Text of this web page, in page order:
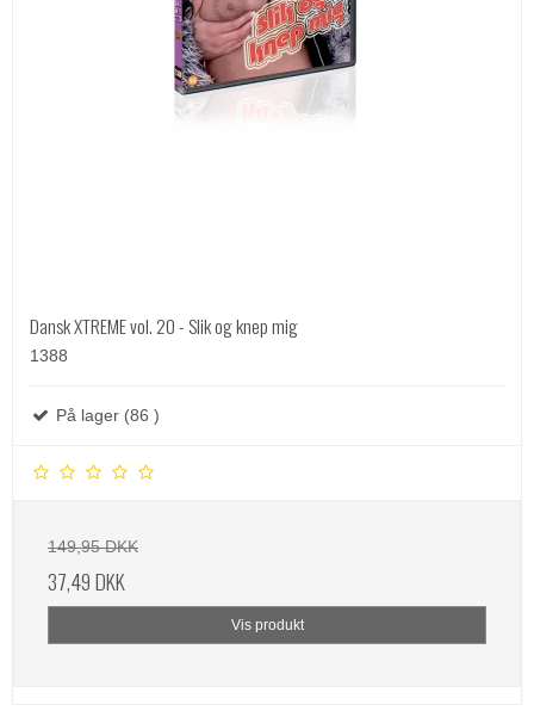
Dansk XTREME vol. 20 - Slik og knep mig
1388
På lager (86 )
149,95 DKK
37,49 DKK
Vis produkt